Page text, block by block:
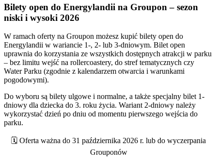
Bilety open do Energylandii na Groupon – sezon
niski i wysoki 2026
W ramach oferty na Groupon możesz kupić bilety open do
Energylandii w wariancie 1-, 2- lub 3-dniowym. Bilet open
uprawnia do korzystania ze wszystkich dostępnych atrakcji w parku
– bez limitu wejść na rollercoastery, do stref tematycznych czy
Water Parku (zgodnie z kalendarzem otwarcia i warunkami
pogodowymi).
Do wyboru są bilety ulgowe i normalne, a także specjalny bilet 1-
dniowy dla dziecka do 3. roku życia. Wariant 2-dniowy należy
wykorzystać dzień po dniu od momentu pierwszego wejścia do
parku.
🗓️ Oferta ważna do 31 października 2026 r. lub do wyczerpania
Grouponów